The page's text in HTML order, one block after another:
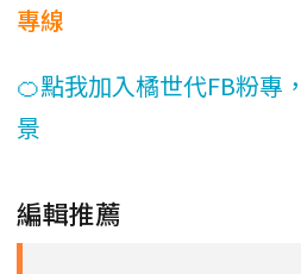
專線
🍊點我加入橘世代FB粉專
景
編輯推薦